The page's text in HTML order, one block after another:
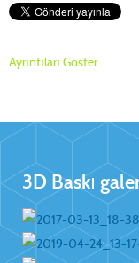
Ayrıntıları Göster
3D Baskı